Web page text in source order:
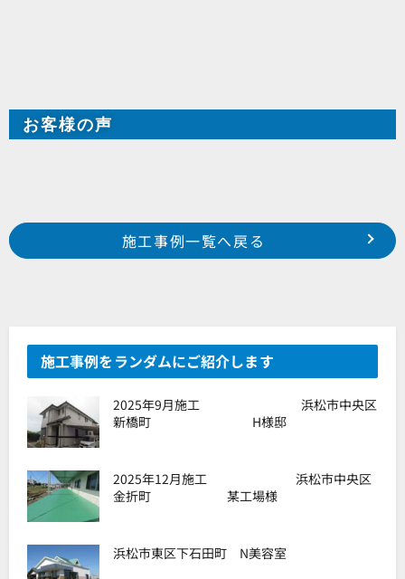
お客様の声
Prev
浜松市 西区 篠原町 某借家様邸
施工事例一覧へ戻る
施工事例をランダムにご紹介します
2025年9月施工 浜松市中央区
新橋町 H様邸
2025年12月施工 浜松市中央区
金折町 某工場様
浜松市東区下石田町 N美容室